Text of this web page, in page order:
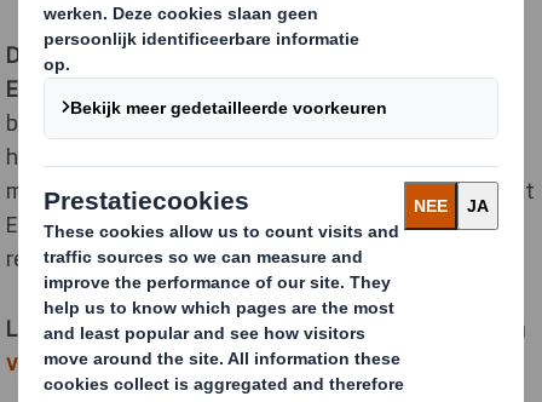
De principes zijn ontwikkeld in samenwerking met de
Ellen MacArthur Foundationen zijn bedoeld om
bedrijven te helpen hergebruik en recyclebaarheid in
hun verpakkingen te integreren. Ze komen op een
moment dat een nieuwe studie aan het licht brengt dat
Europese volwassenen toegeven dat ze 41% van hun
recyclebaar materiaal bij het gewone afval gooien.
Lees ook:DS Smith legt focus op paper & packaging en
verkoopt Plastics Divisie